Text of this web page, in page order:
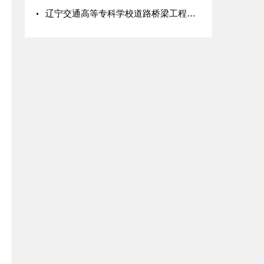
辽宁交通高等专科学校道路桥梁工程系赵阳：公路沿线环保宣传志愿